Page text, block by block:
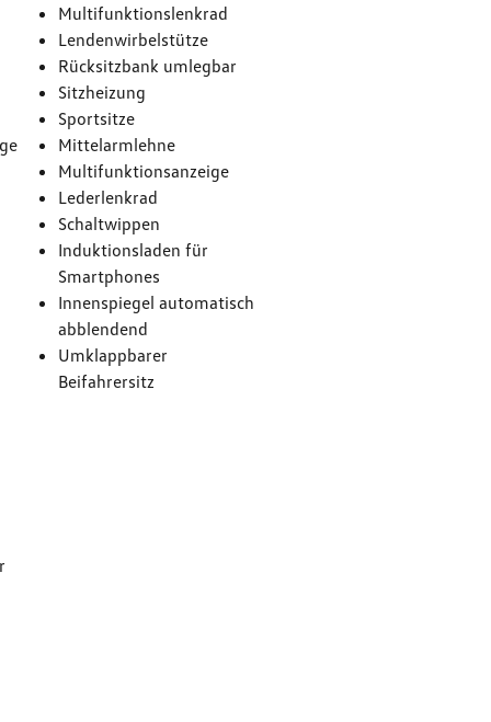
Multifunktionslenkrad
Lendenwirbelstütze
Rücksitzbank umlegbar
Sitzheizung
Sportsitze
Mittelarmlehne
Multifunktionsanzeige
Lederlenkrad
Schaltwippen
Induktionsladen für
Smartphones
Innenspiegel automatisch
abblendend
Umklappbarer
Beifahrersitz